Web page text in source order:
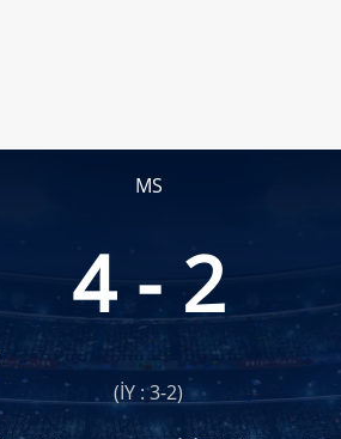
MS
4 - 2
(İY : 3-2)